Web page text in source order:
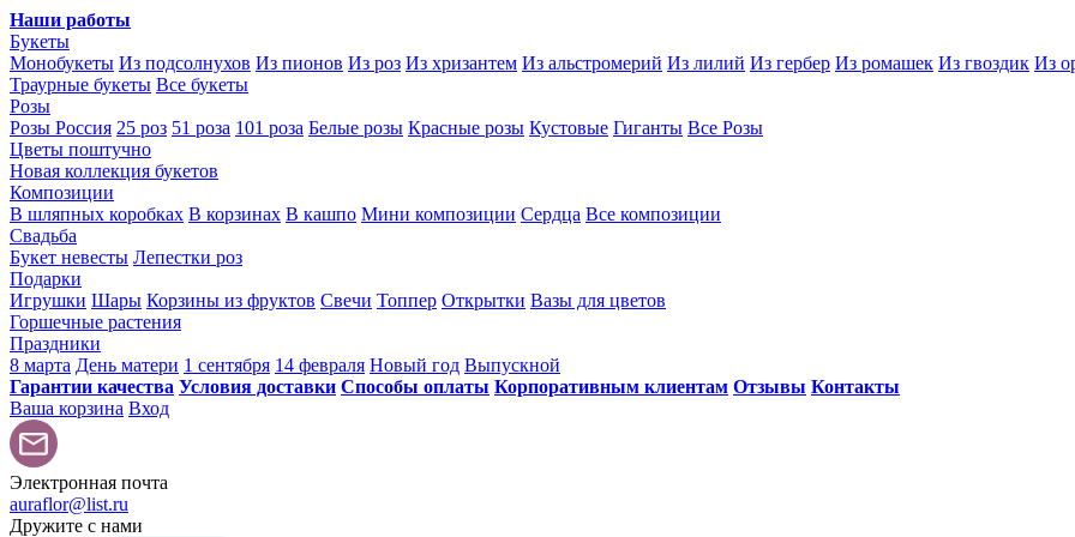
Наши работы
Букеты
Монобукеты Из подсолнухов Из пионов Из роз Из хризантем Из альстромерий Из лилий Из гербер Из ромашек Из гвоздик Из
Траурные букеты Все букеты
Розы
Розы Россия 25 роз 51 роза 101 роза Белые розы Красные розы Кустовые Гиганты Все Розы
Цветы поштучно
Новая коллекция букетов
Композиции
В шляпных коробках В корзинах В кашпо Мини композиции Сердца Все композиции
Свадьба
Букет невесты Лепестки роз
Подарки
Игрушки Шары Корзины из фруктов Свечи Топпер Открытки Вазы для цветов
Горшечные растения
Праздники
8 марта День матери 1 сентября 14 февраля Новый год Выпускной
Гарантии качества Условия доставки Способы оплаты Корпоративным клиентам Отзывы Контакты
Ваша корзина Вход
Электронная почта
auraflor@list.ru
Дружите с нами